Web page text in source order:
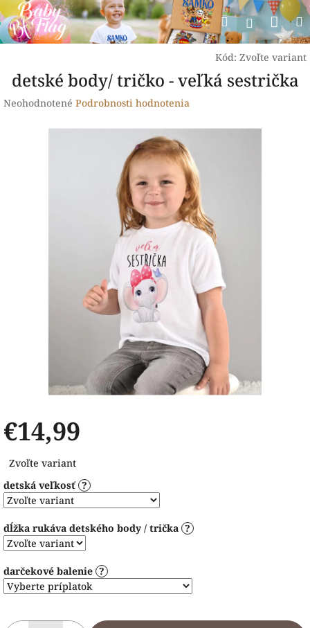
Prejsť
na
obsah
Hľadať
Kód: Zvoľte variant
detské body/ tričko - veľká sestrička
Priemerné
Neohodnotené Podrobnosti hodnotenia
€14,99
cena:
Zvoľte variant
detská veľkosť ?
dĺžka rukáva detského body / trička ?
darčekové balenie ?